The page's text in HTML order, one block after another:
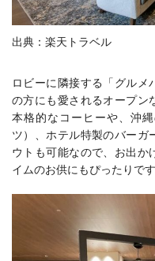
出典：楽天トラベル
ロビーに隣接する「グルメ
の方にも愛されるオープン
本格的なコーヒーや、沖
ツ）、ホテル特製のバーガ
ウトも可能なので、お出か
イムのお供にもぴったりです